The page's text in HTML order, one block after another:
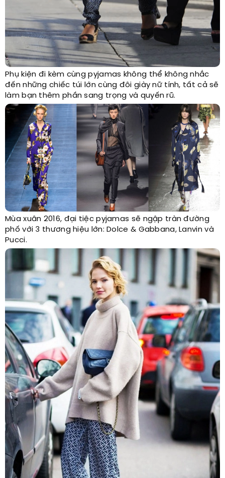
Phụ kiện đi kèm cùng pyjamas không thể không nhắc
đến những chiếc túi lớn cùng đôi giày nữ tính, tất cả sẽ
làm bạn thêm phần sang trọng và quyến rũ.
Mùa xuân 2016, đại tiệc pyjamas sẽ ngập tràn đường
phố với 3 thương hiệu lớn: Dolce & Gabbana, Lanvin và
Pucci.